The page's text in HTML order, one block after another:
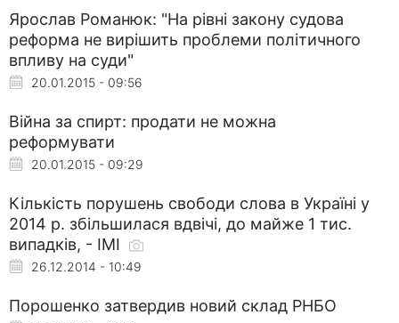
Ярослав Романюк: "На рівні закону судова
реформа не вирішить проблеми політичного
впливу на суди"
20.01.2015 - 09:56
Війна за спирт: продати не можна
реформувати
20.01.2015 - 09:29
Кількість порушень свободи слова в Україні у
2014 р. збільшилася вдвічі, до майже 1 тис.
випадків, - ІМІ
26.12.2014 - 10:49
Порошенко затвердив новий склад РНБО